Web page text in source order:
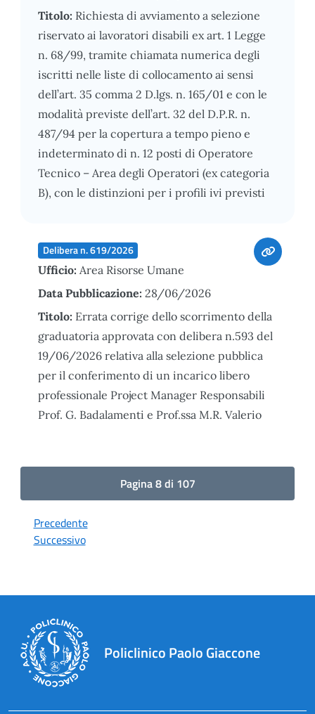
Titolo: Richiesta di avviamento a selezione
riservato ai lavoratori disabili ex art. 1 Legge
n. 68/99, tramite chiamata numerica degli
iscritti nelle liste di collocamento ai sensi
dell’art. 35 comma 2 D.lgs. n. 165/01 e con le
modalità previste dell’art. 32 del D.P.R. n.
487/94 per la copertura a tempo pieno e
indeterminato di n. 12 posti di Operatore
Tecnico – Area degli Operatori (ex categoria
B), con le distinzioni per i profili ivi previsti
Delibera n. 619/2026
Ufficio: Area Risorse Umane
Data Pubblicazione: 28/06/2026
Titolo: Errata corrige dello scorrimento della
graduatoria approvata con delibera n.593 del
19/06/2026 relativa alla selezione pubblica
per il conferimento di un incarico libero
professionale Project Manager Responsabili
Prof. G. Badalamenti e Prof.ssa M.R. Valerio
Pagina 8 di 107
Precedente
Successivo
Policlinico Paolo Giaccone